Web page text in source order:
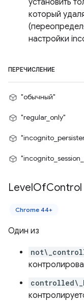
установить
который
настройки
ПЕРЕЧИСЛЕНИЕ
"обычный"
"regular_only"
LevelOfControl
Chrome 44+
Один из